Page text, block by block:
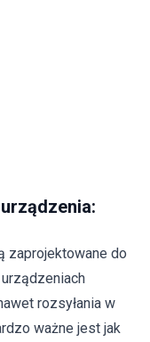
zaprojektowane do
rozsyłania w
ważne jest jak